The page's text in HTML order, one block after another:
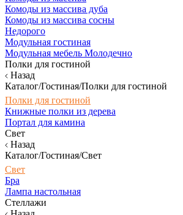
Комоды из массива дуба
Комоды из массива сосны
Недорого
Модульная гостиная
Модульная мебель Молодечно
Полки для гостиной
Назад
Каталог/Гостиная/Полки для гостиной
Полки для гостиной
Книжные полки из дерева
Портал для камина
Свет
Назад
Каталог/Гостиная/Свет
Свет
Бра
Лампа настольная
Стеллажи